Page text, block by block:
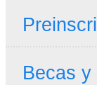
Becas y